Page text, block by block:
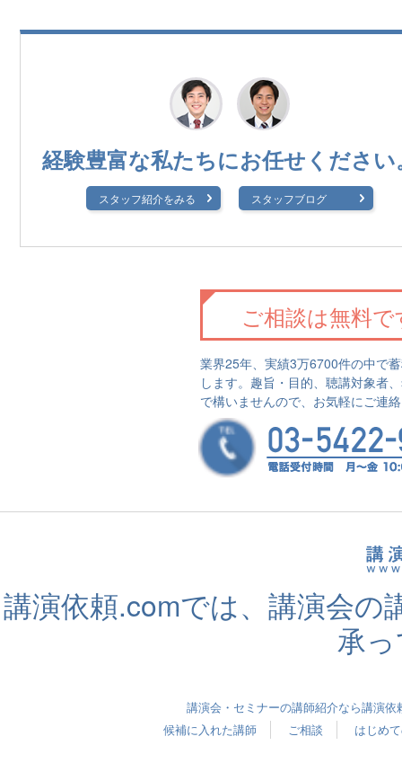
経験豊富な私たちにお任せください
スタッフ紹介をみる スタッフブログ
ご相談は無料で
業界25年、実績3万6700件の中で
します。趣旨・目的、聴講対象者
で構いませんので、お気軽にご連
講演依頼.comでは、講演会の
承
講演会・セミナーの講師紹介なら講演依
候補に入れた講師
ご相談 はじめ